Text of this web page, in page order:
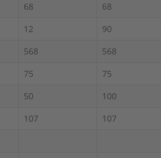
68
68
12
90
568
568
75
75
50
100
107
107